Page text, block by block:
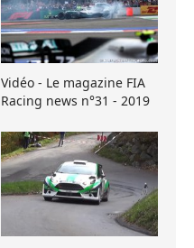
Vidéo - Le magazine FIA
Racing news n°31 - 2019